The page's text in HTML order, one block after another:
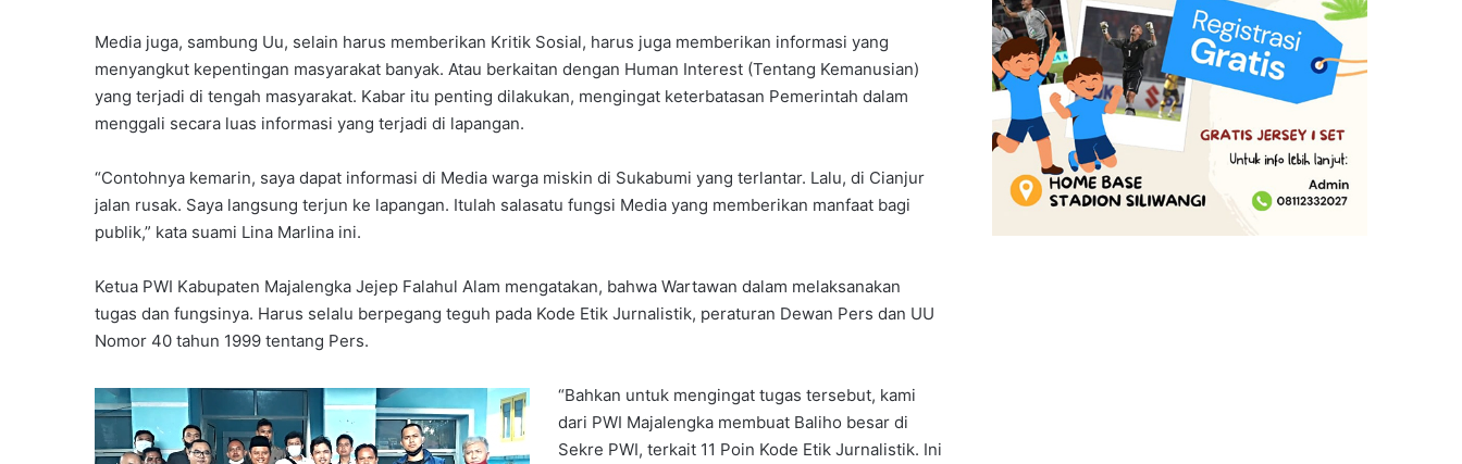
Media juga, sambung Uu, selain harus memberikan Kritik Sosial, harus juga memberikan informasi yang
menyangkut kepentingan masyarakat banyak. Atau berkaitan dengan Human Interest (Tentang Kemanusian)
yang terjadi di tengah masyarakat. Kabar itu penting dilakukan, mengingat keterbatasan Pemerintah dalam
menggali secara luas informasi yang terjadi di lapangan.
“Contohnya kemarin, saya dapat informasi di Media warga miskin di Sukabumi yang terlantar. Lalu, di Cianjur
jalan rusak. Saya langsung terjun ke lapangan. Itulah salasatu fungsi Media yang memberikan manfaat bagi
publik,” kata suami Lina Marlina ini.
Ketua PWI Kabupaten Majalengka Jejep Falahul Alam mengatakan, bahwa Wartawan dalam melaksanakan
tugas dan fungsinya. Harus selalu berpegang teguh pada Kode Etik Jurnalistik, peraturan Dewan Pers dan UU
Nomor 40 tahun 1999 tentang Pers.
“Bahkan untuk mengingat tugas tersebut, kami
dari PWI Majalengka membuat Baliho besar di
Sekre PWI, terkait 11 Poin Kode Etik Jurnalistik. Ini